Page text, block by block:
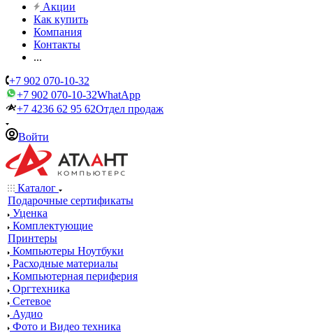
Акции
Как купить
Компания
Контакты
...
+7 902 070-10-32
+7 902 070-10-32WhatApp
+7 4236 62 95 62Отдел продаж
Войти
Каталог
Подарочные сертификаты
Уценка
Комплектующие
Принтеры
Компьютеры Ноутбуки
Расходные материалы
Компьютерная периферия
Оргтехника
Сетевое
Аудио
Фото и Видео техника